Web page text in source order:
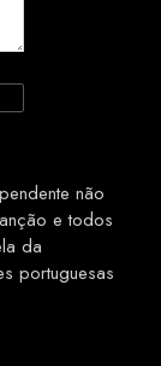
não
e todos
da
portuguesas